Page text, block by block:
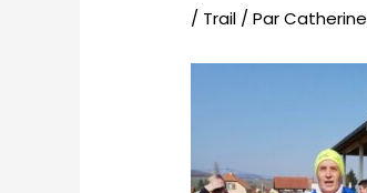
/ Trail / ParCatherine